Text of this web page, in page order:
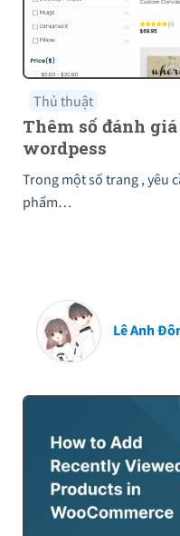
Thủ thuật
Thêm số đánh
wordpess
Trong một số trang , yêu
phẩm…
Lê Anh